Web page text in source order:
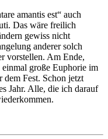
amantis est“ auch
Das wäre freilich
gewiss nicht
anderer solch
vorstellen. Am Ende,
große Euphorie im
dem Fest. Schon jetzt
Jahr. Alle, die ich darauf